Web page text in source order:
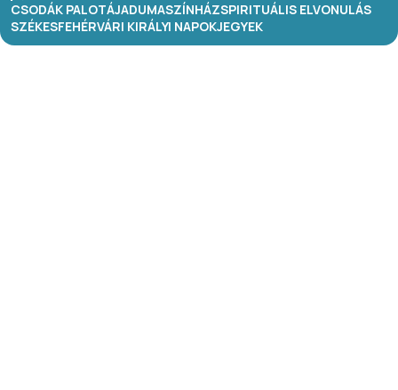
CSODÁK PALOTÁJADUMASZÍNHÁZSPIRITUÁLIS ELVONULÁS
SZÉKESFEHÉRVÁRI KIRÁLYI NAPOKJEGYEK